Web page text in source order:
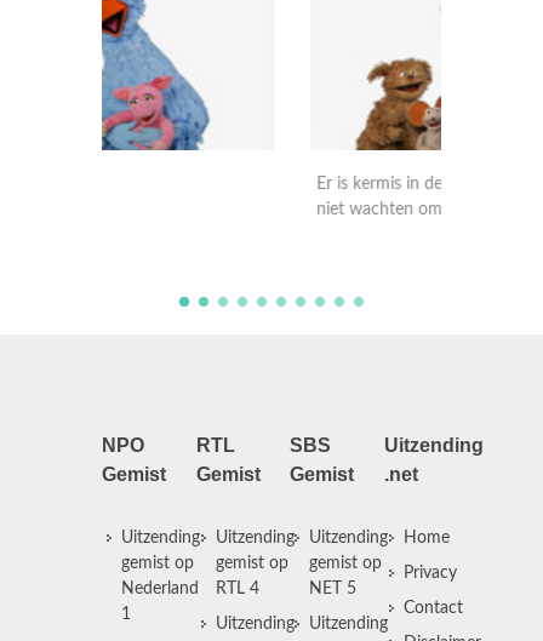
Er is kermis in de straat. Ieniemienie kan
NPO
Gemist
Uitzending
gemist op
Nederland
1
RTL
Gemist
Uitzending
gemist op
RTL 4
Uitzending
SBS
Gemist
Uitzending
gemist op
NET 5
Uitzending
Uitzending
.net
Home
Privacy
Contact